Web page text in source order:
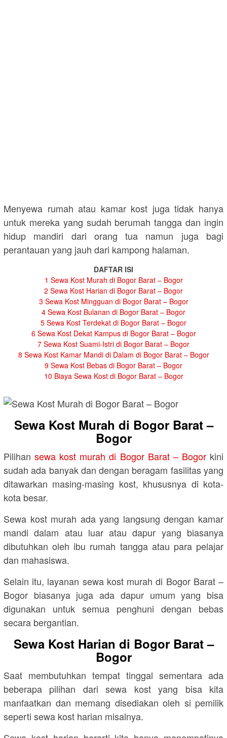
Menyewa rumah atau kamar kost juga tidak hanya
untuk mereka yang sudah berumah tangga dan ingin
hidup mandiri dari orang tua namun juga bagi
perantauan yang jauh dari kampong halaman.
DAFTAR ISI
1 Sewa Kost Murah di Bogor Barat – Bogor
2 Sewa Kost Harian di Bogor Barat – Bogor
3 Sewa Kost Mingguan di Bogor Barat – Bogor
4 Sewa Kost Bulanan di Bogor Barat – Bogor
5 Sewa Kost Terdekat di Bogor Barat – Bogor
6 Sewa Kost Dekat Kampus di Bogor Barat – Bogor
7 Sewa Kost Suami-Istri di Bogor Barat – Bogor
8 Sewa Kost Kamar Mandi di Dalam di Bogor Barat – Bogor
9 Sewa Kost Bebas di Bogor Barat – Bogor
10 Biaya Sewa Kost di Bogor Barat – Bogor
Sewa Kost Murah di Bogor Barat –
Bogor
Pilihansewa kost murah di Bogor Barat – Bogorkini
sudah ada banyak dan dengan beragam fasilitas yang
ditawarkan masing-masing kost, khususnya di kota-
kota besar.
Sewa kost murah ada yang langsung dengan kamar
mandi dalam atau luar atau dapur yang biasanya
dibutuhkan oleh ibu rumah tangga atau para pelajar
dan mahasiswa.
Selain itu, layanan sewa kost murah di Bogor Barat –
Bogor biasanya juga ada dapur umum yang bisa
digunakan untuk semua penghuni dengan bebas
secara bergantian.
Sewa Kost Harian di Bogor Barat –
Bogor
Saat membutuhkan tempat tinggal sementara ada
beberapa pilihan dari sewa kost yang bisa kita
manfaatkan dan memang disediakan oleh si pemilik
seperti sewa kost harian misalnya.